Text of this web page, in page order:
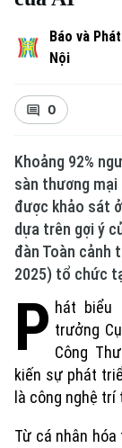
Báo và
Nội
0
Khoảng 92%
sàn thương
được khảo sát
dựa trên gợi ý
đàn Toàn cảnh
2025) tổ chức
P hát biểu
trưởng
Công
kiến sự phát
là công nghệ
Từ cá nhân